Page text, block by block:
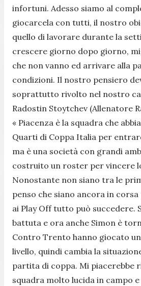
infortuni. Adesso siamo al
giocarcela con tutti, il nostro
quello di lavorare durante la
crescere giorno dopo giorno,
che non vanno ed arrivare alla
condizioni. Il nostro pensiero
soprattutto rivolto nel nostro
Radostin Stoytchev (Allenatore
« Piacenza è la squadra che
Quarti di Coppa Italia per
ma è una società con grandi
costruito un roster per vincere
Nonostante non siano tra le
penso che siano ancora in
ai Play Off tutto può succedere.
battuta e ora anche Simon è
Contro Trento hanno giocato
livello, quindi cambia la
partita di coppa. Mi piacerebbe
squadra molto lucida in campo